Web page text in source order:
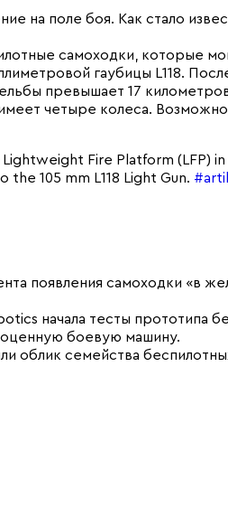
на поле боя. Как стало
самоходки, которые
гаубицы L118.
превышает 17
четыре колеса.
Fire Platform (LFP)
105 mm L118 Light Gun.
появления самоходки «в
начала тесты прототипа
боевую машину.
облик семейства